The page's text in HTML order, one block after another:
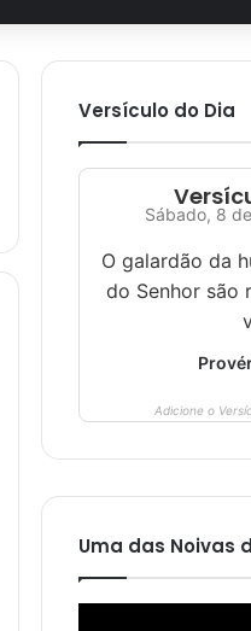
Versículo do Dia
Sábado, 8
O galardão da
do Senhor são
Adicione o
Uma das Noivas